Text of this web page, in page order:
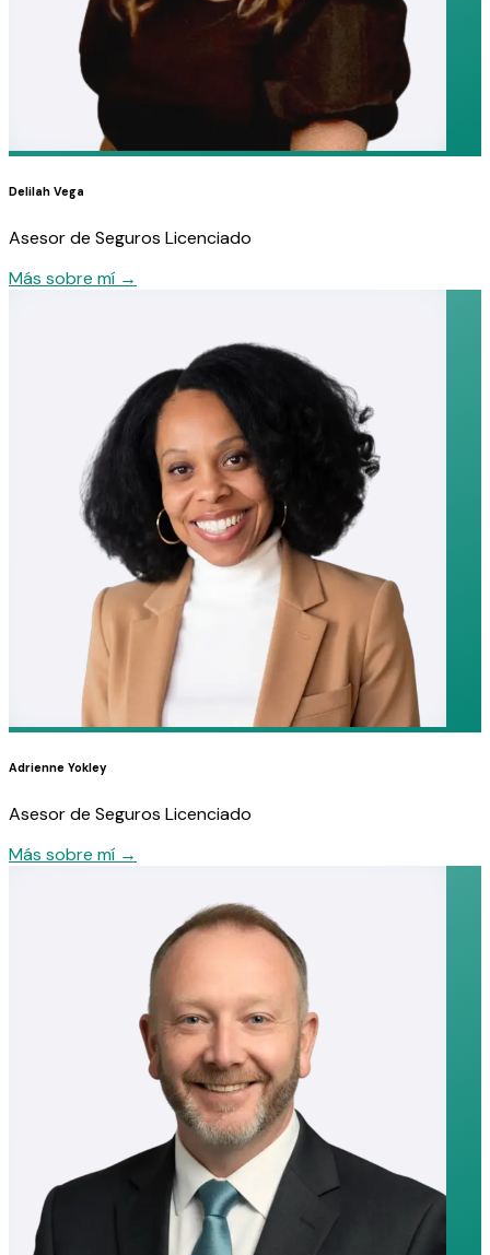
Delilah Vega
Asesor de Seguros Licenciado
Más sobre mí →
Adrienne Yokley
Asesor de Seguros Licenciado
Más sobre mí →